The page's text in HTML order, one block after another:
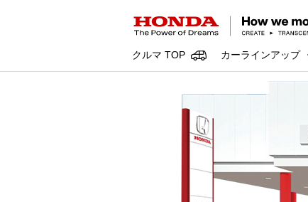
クルマ TOP カーラインアップ